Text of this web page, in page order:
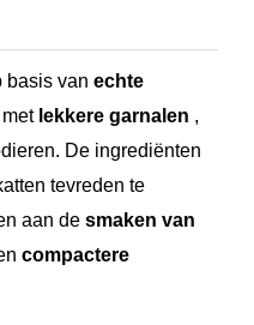
basis van echte
lekkere garnalen ,
De ingrediënten
tevreden te
aan de smaken van
compactere